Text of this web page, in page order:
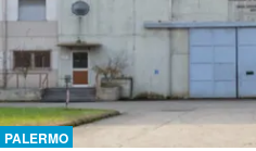
PALERMO